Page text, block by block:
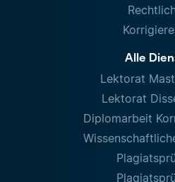
Alle
Lektorat
Lektorat
Diplomarbeit